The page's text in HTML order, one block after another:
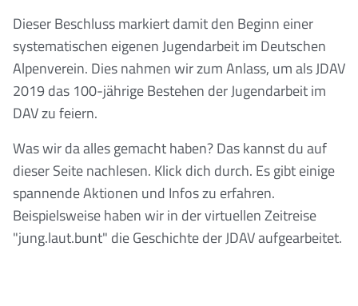
Dieser Beschluss markiert damit den Beginn einer
systematischen eigenen Jugendarbeit im Deutschen
Alpenverein. Dies nahmen wir zum Anlass, um als JDAV
2019 das 100-jährige Bestehen der Jugendarbeit im
DAV zu feiern.
Was wir da alles gemacht haben? Das kannst du auf
dieser Seite nachlesen. Klick dich durch. Es gibt einige
spannende Aktionen und Infos zu erfahren.
Beispielsweise haben wir in der virtuellen Zeitreise
"jung.laut.bunt" die Geschichte der JDAV aufgearbeitet.